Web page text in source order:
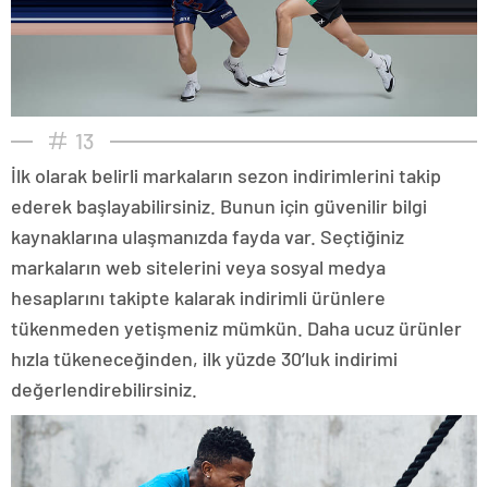
13
İlk olarak belirli markaların sezon indirimlerini takip
ederek başlayabilirsiniz. Bunun için güvenilir bilgi
kaynaklarına ulaşmanızda fayda var. Seçtiğiniz
markaların web sitelerini veya sosyal medya
hesaplarını takipte kalarak indirimli ürünlere
tükenmeden yetişmeniz mümkün. Daha ucuz ürünler
hızla tükeneceğinden, ilk yüzde 30’luk indirimi
değerlendirebilirsiniz.